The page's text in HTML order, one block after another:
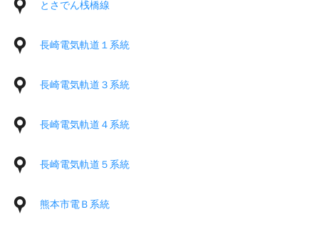
とさでん桟橋線
長崎電気軌道１系統
長崎電気軌道３系統
長崎電気軌道４系統
長崎電気軌道５系統
熊本市電Ｂ系統